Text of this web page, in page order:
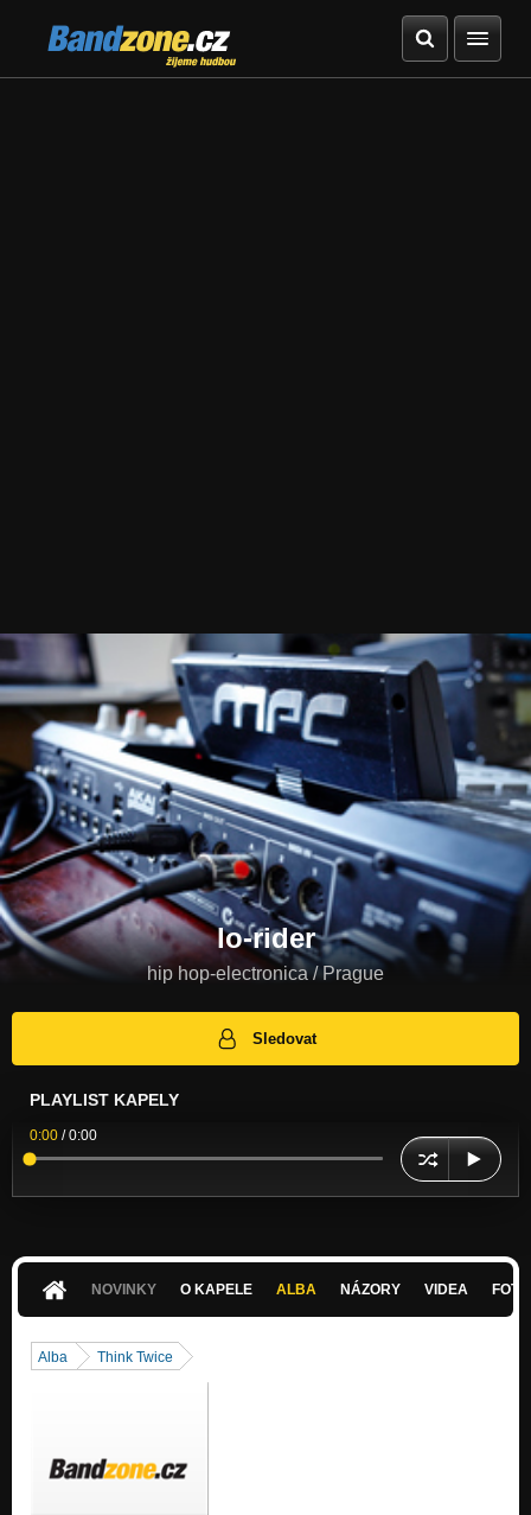
Bandzone.cz
žijeme hudbou
lo-rider
hip hop-electronica / Prague
Sledovat
PLAYLIST KAPELY
0:00 /0:00
NOVINKY O KAPELE ALBA NÁZORY VIDEA
Alba Think Twice